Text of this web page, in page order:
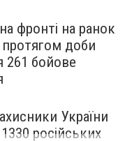
фронті на ранок
протягом доби
261 бойове
України
російських